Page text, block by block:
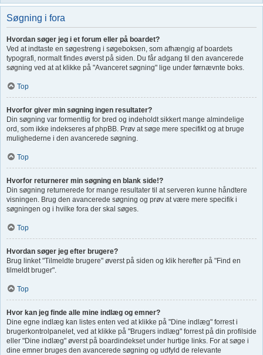
Søgning i fora
Hvordan søger jeg i et forum eller på boardet?
Ved at indtaste en søgestreng i søgeboksen, som afhængig af boardets
typografi, normalt findes øverst på siden. Du får adgang til den avancerede
søgning ved at at klikke på "Avanceret søgning" lige under førnævnte boks.
Top
Hvorfor giver min søgning ingen resultater?
Din søgning var formentlig for bred og indeholdt sikkert mange almindelige
ord, som ikke indekseres af phpBB. Prøv at søge mere specifikt og at bruge
mulighederne i den avancerede søgning.
Top
Hvorfor returnerer min søgning en blank side!?
Din søgning returnerede for mange resultater til at serveren kunne håndtere
visningen. Brug den avancerede søgning og prøv at være mere specifik i
søgningen og i hvilke fora der skal søges.
Top
Hvordan søger jeg efter brugere?
Brug linket "Tilmeldte brugere" øverst på siden og klik herefter på "Find en
tilmeldt bruger".
Top
Hvor kan jeg finde alle mine indlæg og emner?
Dine egne indlæg kan listes enten ved at klikke på "Dine indlæg" forrest i
brugerkontrolpanelet, ved at klikke på "Brugers indlæg" forrest på din profilside
eller "Dine indlæg" øverst på boardindekset under hurtige links. For at søge i
dine emner bruges den avancerede søgning og udfyld de relevante